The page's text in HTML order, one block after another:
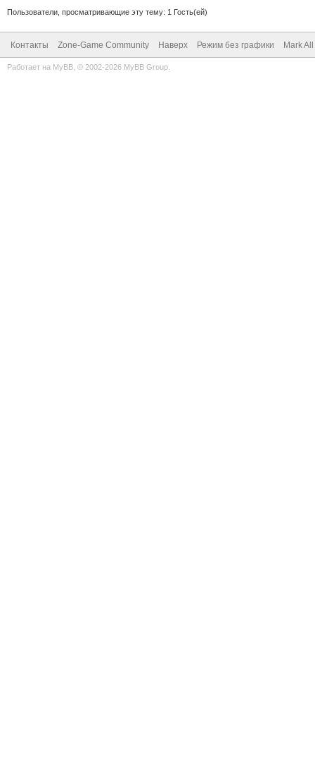
Пользователи, просматривающие эту тему: 1 Гость(ей)
Контакты Zone-Game Community Наверх Режим без графики Mark
Работает на MyBB , © 2002-2026 MyBB Group